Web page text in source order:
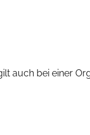
auch bei einer